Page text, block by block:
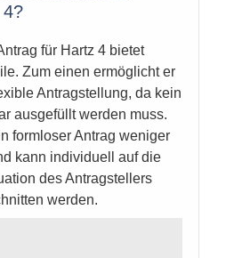
für Hartz 4 bietet
Zum einen ermöglicht er
Antragstellung, da kein
ausgefüllt werden muss.
formloser Antrag weniger
kann individuell auf die
des Antragstellers
werden.